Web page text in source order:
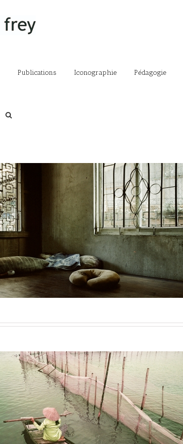
Publications Iconographie Pédagogie